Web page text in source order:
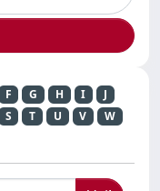
F G H I
J
S T U V
W